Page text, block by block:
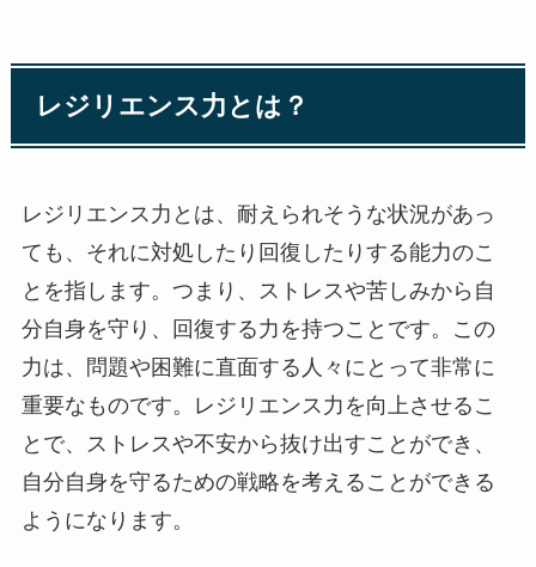
レジリエンス力とは？
レジリエンス力とは、耐えられそうな状況があっ
ても、それに対処したり回復したりする能力のこ
とを指します。つまり、ストレスや苦しみから自
分自身を守り、回復する力を持つことです。この
力は、問題や困難に直面する人々にとって非常に
重要なものです。レジリエンス力を向上させるこ
とで、ストレスや不安から抜け出すことができ、
自分自身を守るための戦略を考えることができる
ようになります。